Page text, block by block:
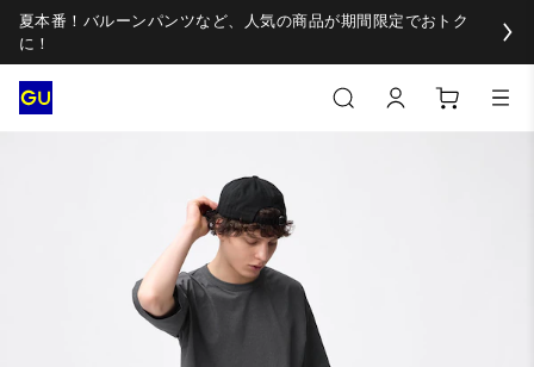
夏本番！バルーンパンツなど、人気の商品が期間限定でおトク
に！